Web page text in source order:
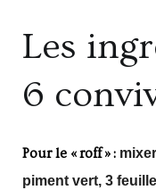
Les
6
Pour le « roff » :
piment vert, 3